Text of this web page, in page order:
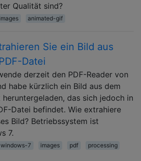
Qualität sind?
images animated-gif
Sie ein Bild aus
Datei
derzeit den PDF-Reader von
habe kürzlich ein Bild aus dem
heruntergeladen, das sich jedoch in
Datei befindet. Wie extrahiere
Bild? Betriebssystem ist
7.
windows-7 images pdf
processing